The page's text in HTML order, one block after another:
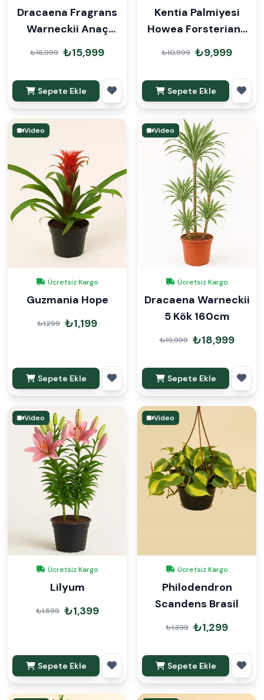
Dracaena Fragrans
Warneckii Anaç
140cm
₺16,999 ₺15,999
Sepete Ekle
Kentia Palmiyesi
Howea Forsteriana
170cm
₺10,999 ₺9,999
Sepete Ekle
Video
Ücretsiz Kargo
Guzmania Hope
₺1,299 ₺1,199
Sepete Ekle
Video
Ücretsiz Kargo
Dracaena Warneckii
5 Kök 160cm
₺19,999 ₺18,999
Sepete Ekle
Video
Ücretsiz Kargo
Lilyum
₺1,599 ₺1,399
Sepete Ekle
Video
Ücretsiz Kargo
Philodendron
Scandens Brasil
₺1,399 ₺1,299
Sepete Ekle